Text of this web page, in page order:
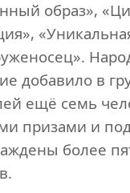
образ»,
добавило в
ещё семь
призами и
более